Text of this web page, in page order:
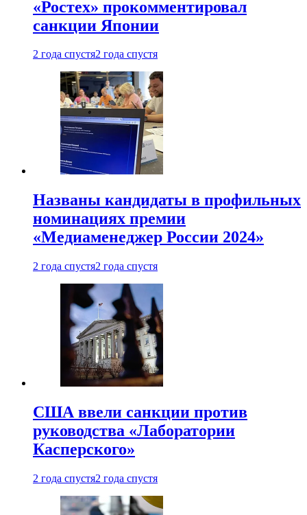
«Ростех» прокомментировал
санкции Японии
2 года спустя2 года спустя
Названы кандидаты в профильных
номинациях премии
«Медиаменеджер России 2024»
2 года спустя2 года спустя
США ввели санкции против
руководства «Лаборатории
Касперского»
2 года спустя2 года спустя